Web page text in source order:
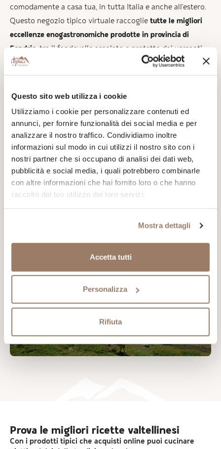
Questo sito web utilizza i cookie
Utilizziamo i cookie per personalizzare contenuti ed
annunci, per fornire funzionalità dei social media e per
analizzare il nostro traffico. Condividiamo inoltre
informazioni sul modo in cui utilizzi il nostro sito con i
nostri partner che si occupano di analisi dei dati web,
pubblicità e social media, i quali potrebbero combinarle
con altre informazioni che hai fornito loro o che hanno
raccolto dal tuo utilizzo dei loro servizi.
Mostra dettagli
Accetta tutti
Personalizza
Rifiuta
comodamente a casa tua, in tutta Italia e anche all’estero.
Questo negozio tipico virtuale raccoglie tutte le migliori
eccellenze enogastronomiche prodotte in provincia di
Sondrio , tra il fondovalle assolato e protetto dai versanti
alpini e le montagne più alte dove sorgono alpeggi e
pascoli incontaminati: i prodotti tipici valtellinesi più
prodotte nel rispetto di natura e tradizione.
Salumieri, apicoltori, allevatori, casari, case vinicole,
distillatori, fornai, agricoltori:selezioniamo attentamente i
migliori produttori della Valtellina da Bormio al Lago di
Prova le migliori ricette valtellinesi
Con i prodotti tipici che acquisti online puoi cucinare